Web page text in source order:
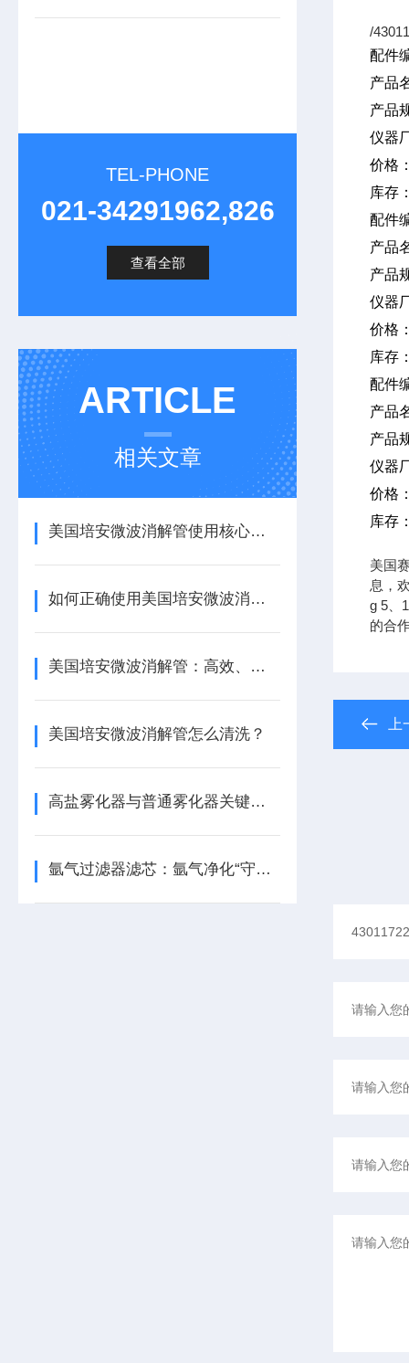
TEL-PHONE
021-34291962,826
查看全部
ARTICLE
相关文章
美国培安微波消解管使用核心注意事项
如何正确使用美国培安微波消解管进行样品消解？
美国培安微波消解管：高效、安全且环保的样品前处理解决方案
美国培安微波消解管怎么清洗？
高盐雾化器与普通雾化器关键差异解析
氩气过滤器滤芯：氩气净化“守门人”，保障精密工艺品质
/
配件
产品
产品
仪器
价格
库存
配件
产品
产品
仪器
价格
库存
配件
产品
产品
仪器
价格
库存
美国
息，
g 5、
的合